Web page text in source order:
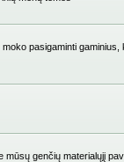
pasigaminti
mūsų genčių materialųjį